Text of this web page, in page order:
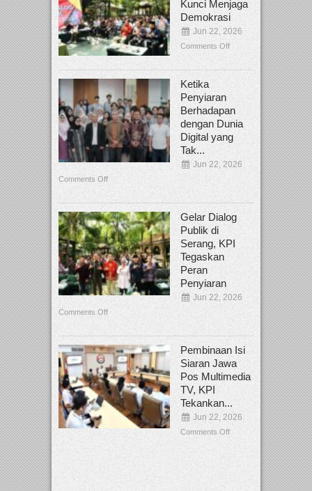
Kunci Menjaga
Demokrasi
Jun 22, 2026
Comments Off
Ketika
Penyiaran
Berhadapan
dengan Dunia
Digital yang
Tak...
Jun 22, 2026
Comments Off
Gelar Dialog
Publik di
Serang, KPI
Tegaskan
Peran
Penyiaran
Jun 22, 2026
Comments Off
Pembinaan Isi
Siaran Jawa
Pos Multimedia
TV, KPI
Tekankan...
Jun 22, 2026
Comments Off